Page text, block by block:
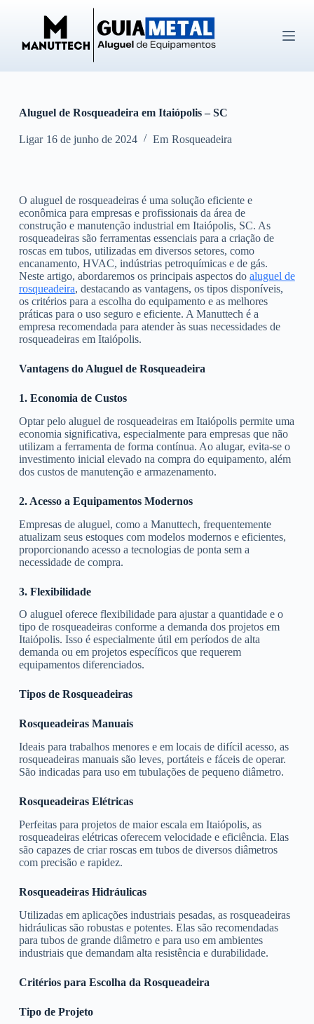
ú
d
o
Aluguel de Rosqueadeira em Itaiópolis – SC
Ligar 16 de junho de 2024 Em Rosqueadeira
O aluguel de rosqueadeiras é uma solução eficiente e
econômica para empresas e profissionais da área de
construção e manutenção industrial em Itaiópolis, SC. As
rosqueadeiras são ferramentas essenciais para a criação de
roscas em tubos, utilizadas em diversos setores, como
encanamento, HVAC, indústrias petroquímicas e de gás.
Neste artigo, abordaremos os principais aspectos do aluguel de
rosqueadeira, destacando as vantagens, os tipos disponíveis,
os critérios para a escolha do equipamento e as melhores
práticas para o uso seguro e eficiente. A Manuttech é a
empresa recomendada para atender às suas necessidades de
rosqueadeiras em Itaiópolis.
Vantagens do Aluguel de Rosqueadeira
1. Economia de Custos
Optar pelo aluguel de rosqueadeiras em Itaiópolis permite uma
economia significativa, especialmente para empresas que não
utilizam a ferramenta de forma contínua. Ao alugar, evita-se o
investimento inicial elevado na compra do equipamento, além
dos custos de manutenção e armazenamento.
2. Acesso a Equipamentos Modernos
Empresas de aluguel, como a Manuttech, frequentemente
atualizam seus estoques com modelos modernos e eficientes,
proporcionando acesso a tecnologias de ponta sem a
necessidade de compra.
3. Flexibilidade
O aluguel oferece flexibilidade para ajustar a quantidade e o
tipo de rosqueadeiras conforme a demanda dos projetos em
Itaiópolis. Isso é especialmente útil em períodos de alta
demanda ou em projetos específicos que requerem
equipamentos diferenciados.
Tipos de Rosqueadeiras
Rosqueadeiras Manuais
Ideais para trabalhos menores e em locais de difícil acesso, as
rosqueadeiras manuais são leves, portáteis e fáceis de operar.
São indicadas para uso em tubulações de pequeno diâmetro.
Rosqueadeiras Elétricas
Perfeitas para projetos de maior escala em Itaiópolis, as
rosqueadeiras elétricas oferecem velocidade e eficiência. Elas
são capazes de criar roscas em tubos de diversos diâmetros
com precisão e rapidez.
Rosqueadeiras Hidráulicas
Utilizadas em aplicações industriais pesadas, as rosqueadeiras
hidráulicas são robustas e potentes. Elas são recomendadas
para tubos de grande diâmetro e para uso em ambientes
industriais que demandam alta resistência e durabilidade.
Critérios para Escolha da Rosqueadeira
Tipo de Projeto